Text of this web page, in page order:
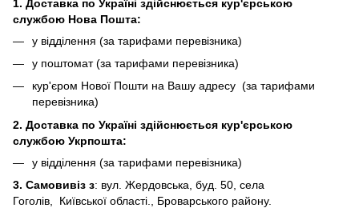
1. Доставка по Україні здійснюється кур'єрською
службою Нова Пошта:
у відділення (за тарифами перевізника)
у поштомат (за тарифами перевізника)
кур'єром Нової Пошти на Вашу адресу (за тарифами
перевізника)
2. Доставка по Україні здійснюється кур'єрською
службою Укрпошта:
у відділення (за тарифами перевізника)
3. Самовивіз з: вул. Жердовська, буд. 50, села
Гоголів, Київської області., Броварського району.